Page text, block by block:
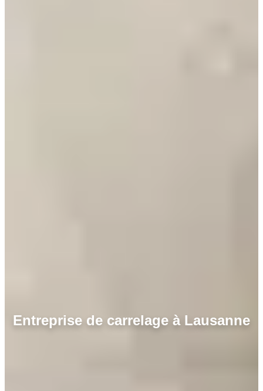
Entreprise de carrelage à Lausanne